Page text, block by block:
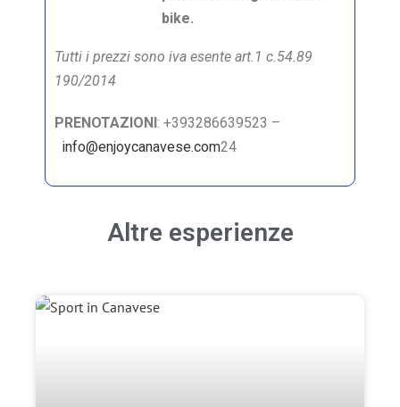
bike.
Tutti i prezzi sono iva esente art.1 c.54.89
190/2014
PRENOTAZIONI : +393286639523 –
info@enjoycanavese.com24
Altre esperienze